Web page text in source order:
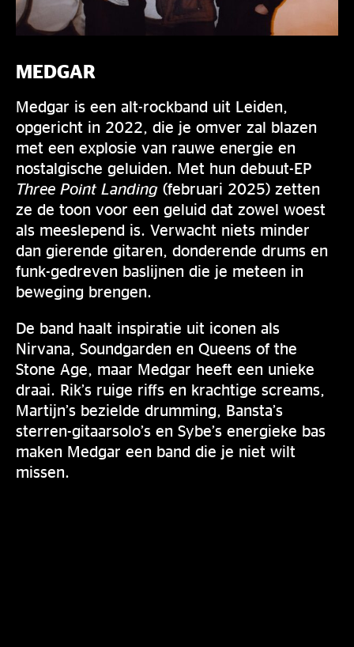
MEDGAR
Medgar is een alt-rockband uit Leiden,
opgericht in 2022, die je omver zal blazen
met een explosie van rauwe energie en
nostalgische geluiden. Met hun debuut-EP
Three Point Landing (februari 2025) zetten
ze de toon voor een geluid dat zowel woest
als meeslepend is. Verwacht niets minder
dan gierende gitaren, donderende drums en
funk-gedreven baslijnen die je meteen in
beweging brengen.
De band haalt inspiratie uit iconen als
Nirvana, Soundgarden en Queens of the
Stone Age, maar Medgar heeft een unieke
draai. Rik’s ruige riffs en krachtige screams,
Martijn’s bezielde drumming, Bansta’s
sterren-gitaarsolo’s en Sybe’s energieke bas
maken Medgar een band die je niet wilt
missen.